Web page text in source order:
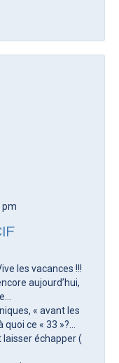
pm
les vacances !!!
aujourd’hui,
« avant les
ce « 33 »?…
échapper (